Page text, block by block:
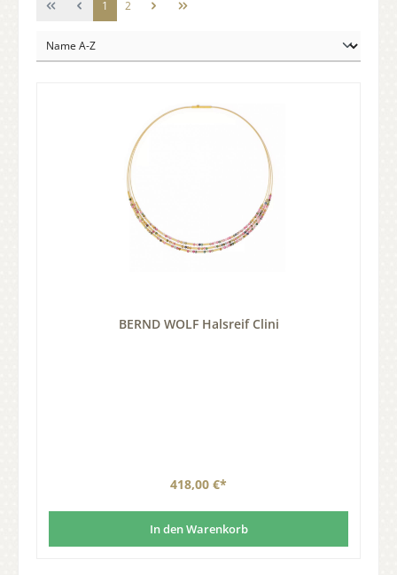
1 2
BERND WOLF Halsreif Clini
418,00 €*
In den Warenkorb